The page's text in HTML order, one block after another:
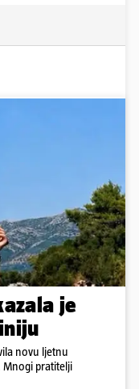
je
novu ljetnu
Mnogi pratitelji